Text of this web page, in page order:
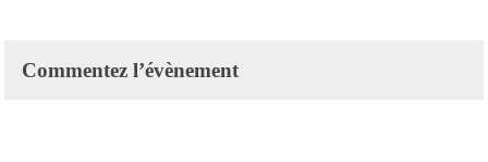
Commentez l’évènement